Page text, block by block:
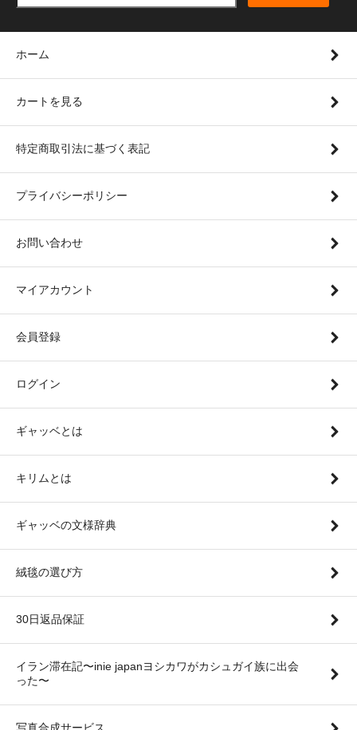
ホーム
カートを見る
特定商取引法に基づく表記
プライバシーポリシー
お問い合わせ
マイアカウント
会員登録
ログイン
ギャッベとは
キリムとは
ギャッベの文様辞典
絨毯の選び方
30日返品保証
イラン滞在記〜inie japanヨシカワがカシュガイ族に出会
った〜